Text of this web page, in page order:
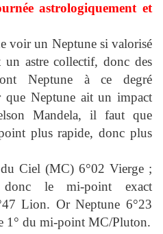
astrologiquement et
voir un Neptune si valorisé
un astre collectif, donc des
Neptune à ce degré
que Neptune ait un impact
Mandela, il faut que
plus rapide, donc plus
Ciel (MC) 6°02 Vierge ;
le mi-point exact
Lion. Or Neptune 6°23
1° du mi-point MC/Pluton.